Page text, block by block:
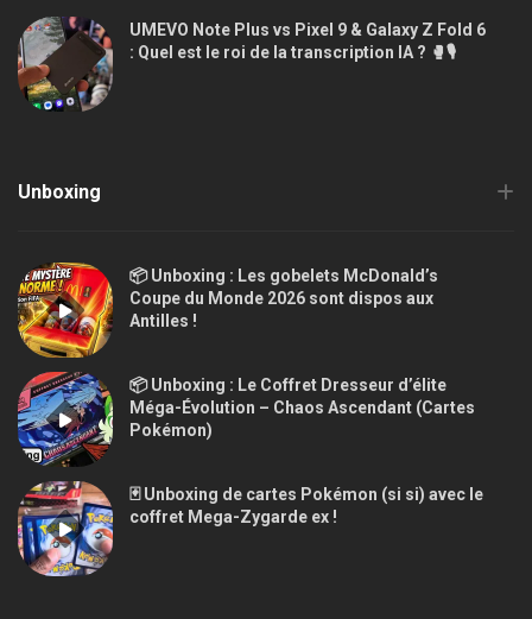
UMEVO Note Plus vs Pixel 9 & Galaxy Z Fold 6
: Quel est le roi de la transcription IA ? 🥊🎙️
Unboxing
📦 Unboxing : Les gobelets McDonald’s
Coupe du Monde 2026 sont dispos aux
Antilles !
📦 Unboxing : Le Coffret Dresseur d’élite
Méga-Évolution – Chaos Ascendant (Cartes
Pokémon)
🃏 Unboxing de cartes Pokémon (si si) avec le
coffret Mega-Zygarde ex !